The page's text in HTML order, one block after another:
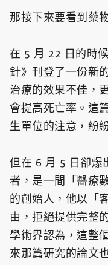
那接下來要看到藥
在 5 月 22 日的時
針》刊登了一份新
治療的效果不佳，
會提高死亡率。這
生單位的注意，紛
但在 6 月 5 日卻爆
者，是一間「醫療
的創始人，他以「
由，拒絕提供完整
學術界認為，這整
來那篇研究的論文